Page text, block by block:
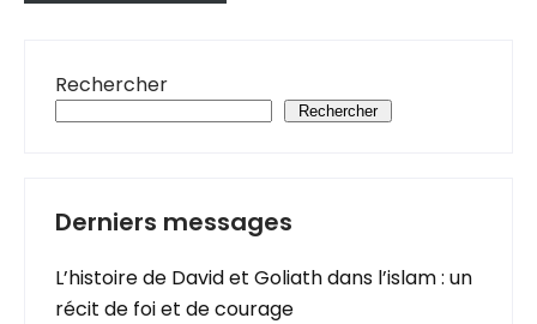
Rechercher
Rechercher
Derniers messages
L’histoire de David et Goliath dans l’islam : un
récit de foi et de courage